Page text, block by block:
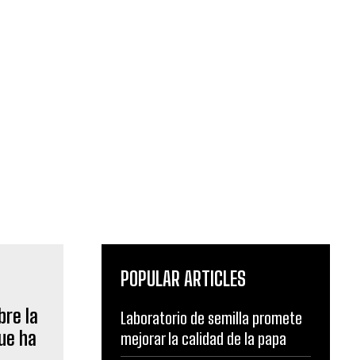
la
ha
POPULAR ARTICLES
Laboratorio de semilla promete
mejorar la calidad de la papa